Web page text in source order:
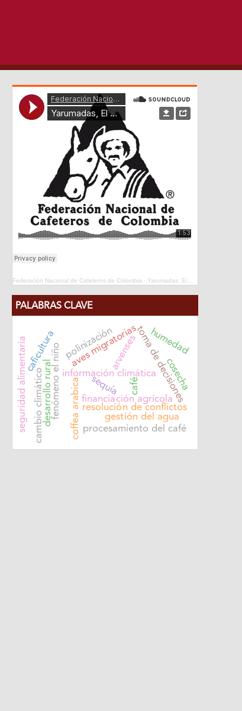
Federación Nacional de Cafeteros de Colombia ·Yarumadas, El Repase
PALABRAS CLAVE
fenómeno el niñocoffea arabica
información climáticatoma de decisiones
financiación agrícola
resolución de conflictos
desarrollo rural
aves migratorias
polinización
sequía
cambio climático
humedad
gestión del agua
procesamiento del café
cosecha
caficultura arvenses
café
seguridad alimentaria